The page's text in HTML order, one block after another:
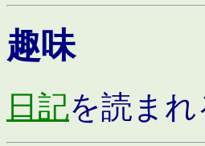
趣味
日記を読ま